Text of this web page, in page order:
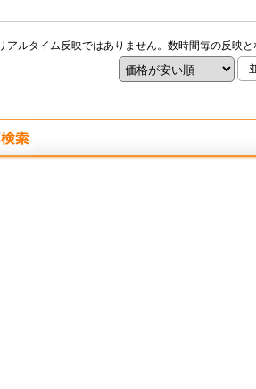
ルタイム反映ではありません。数時間毎の反映と